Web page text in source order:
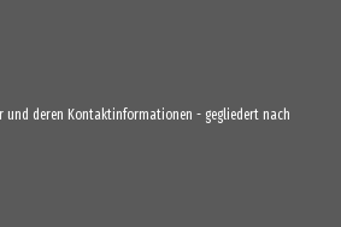
und deren Kontaktinformationen - gegliedert nach